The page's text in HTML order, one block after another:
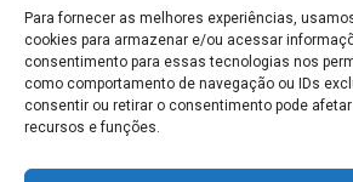
Para fornecer as melhores experiências,
cookies para armazenar e/ou acessar
consentimento para essas tecnologias nos
como comportamento de navegação ou IDs
consentir ou retirar o consentimento pode
recursos e funções.
um vulcão em erupção ou uma
“Mas foi ele que começou isso!!!”
Nessa história, não importa quem